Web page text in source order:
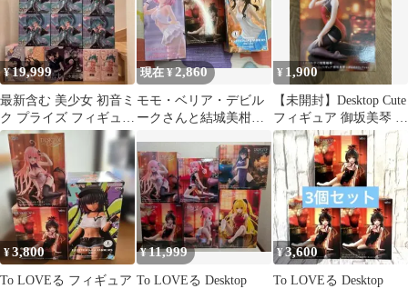
ュア pr01530
¥19,999
最新含む 美少女 初音ミ
ク プライズ フィギュア
まとめ売り15点
現在 ¥2,860
モモ・ベリア・デビル
ークさんと結城美柑さ
¥ 1,900
【未開封】Desktop Cute
フィギュア 御坂美琴 チ
ャイナドレスver.
¥3,800
To LOVEる フィギュア
¥11,999
To LOVEる Desktop
¥3,600
To LOVEる Desktop